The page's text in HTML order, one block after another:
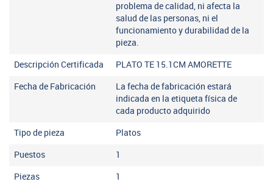
problema de calidad, ni afecta la
salud de las personas, ni el
funcionamiento y durabilidad de la
pieza.
Descripción Certificada PLATO TE 15.1CM AMORETTE
Fecha de Fabricación
La fecha de fabricación estará
indicada en la etiqueta física de
cada producto adquirido
Tipo de pieza Platos
Puestos 1
Piezas 1